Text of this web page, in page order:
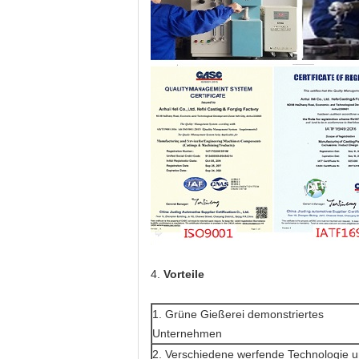
4. Vorteile
1. Grüne Gießerei demonstriertes
Unternehmen
2. Verschiedene werfende Technologie